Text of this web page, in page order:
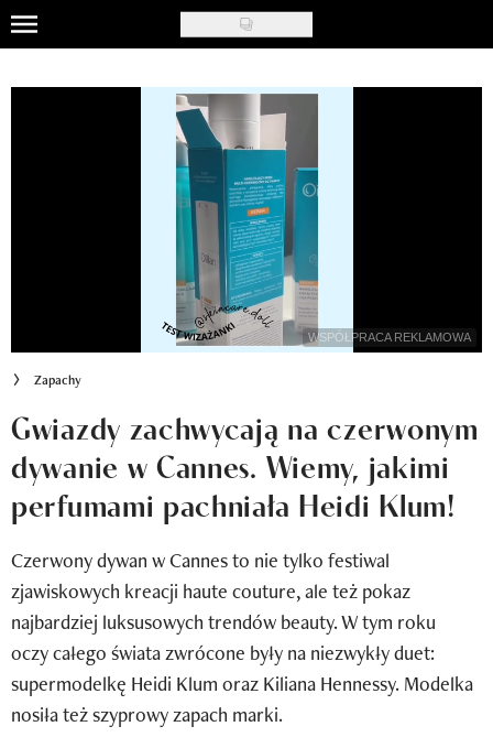
Skip
to
main
Klub Recenzentki
Newsy
Newsletter
Wizaz Summer Influ School
Mój profil / Zarejestruj się
WSPÓŁPRACA REKLAMOWA
Zapachy
Gwiazdy zachwycają na czerwonym
dywanie w Cannes. Wiemy, jakimi
perfumami pachniała Heidi Klum!
Czerwony dywan w Cannes to nie tylko festiwal
zjawiskowych kreacji haute couture, ale też pokaz
najbardziej luksusowych trendów beauty. W tym roku
oczy całego świata zwrócone były na niezwykły duet:
supermodelkę Heidi Klum oraz Kiliana Hennessy. Modelka
nosiła też szyprowy zapach marki.